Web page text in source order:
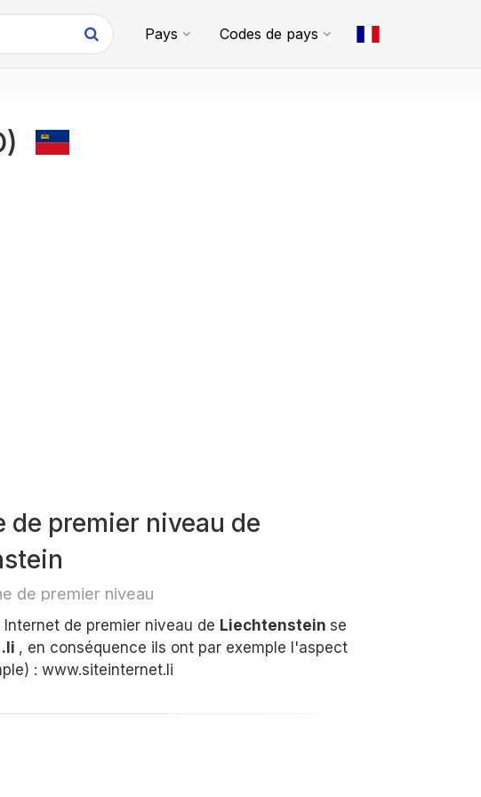
Pays Codes de pays
de premier niveau de
de premier niveau
Internet de premier niveau de Liechtenstein se
.li , en conséquence ils ont par exemple l'aspect
: www.siteinternet.li